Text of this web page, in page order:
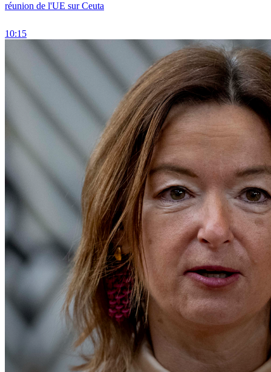
réunion de l'UE sur Ceuta
10:15